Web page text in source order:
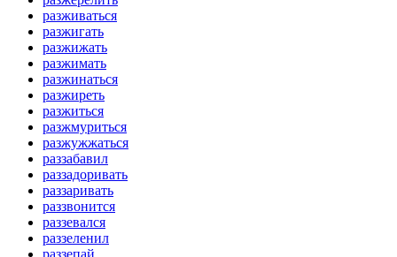
разживаться
разжигать
разжижать
разжимать
разжинаться
разжиреть
разжиться
разжмуриться
разжужжаться
раззабавил
раззадоривать
раззаривать
раззвонится
раззевался
раззеленил
раззепай